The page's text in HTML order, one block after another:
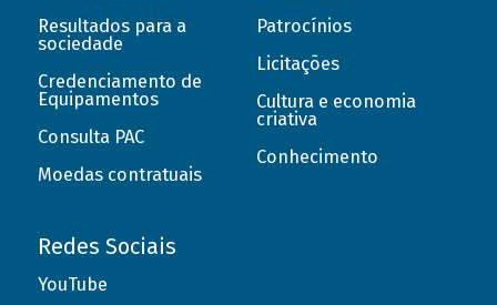
Resultados para a
sociedade
Credenciamento de
Equipamentos
Consulta PAC
Moedas contratuais
Patrocínios
Licitações
Cultura e economia
criativa
Conhecimento
Redes Sociais
YouTube